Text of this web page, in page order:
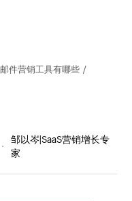
邮件营销工具有哪些 /
邹以岑|SaaS营销增长专
家